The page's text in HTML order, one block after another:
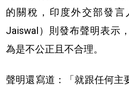
的關稅，印度外交部發言
Jaiswal）則發布聲明表示
為是不公正且不合理。
聲明還寫道：「就跟任何主